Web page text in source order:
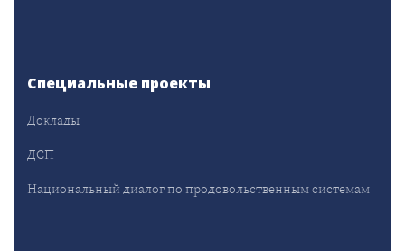
Специальные проекты
Доклады
ДСП
Национальный диалог по продовольственным системам